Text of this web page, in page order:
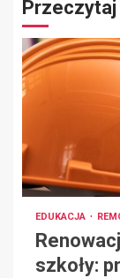
Przeczytaj
EDUKACJA
szkoły: